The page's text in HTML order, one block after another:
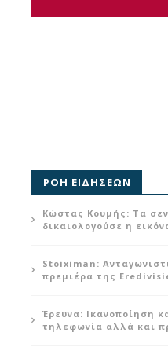
ΡΟΗ ΕΙΔΗΣΕΩΝ
Κώστας Κουμής: Τα
δικαιολογούσε η
Stoiximan:
πρεμιέρα της
Έρευνα: Ικανοποίηση
τηλεφωνία αλλά και